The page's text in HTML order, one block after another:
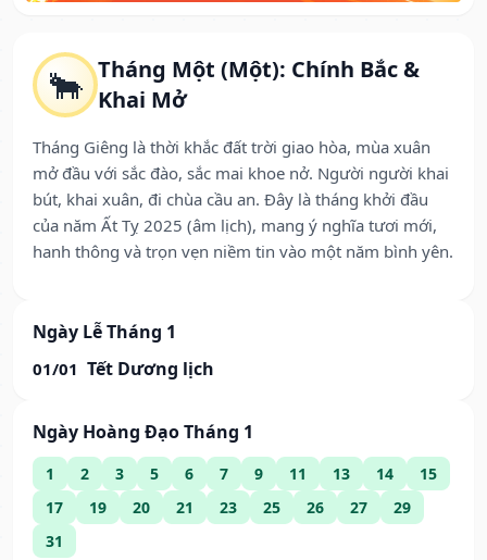
🐂 Tháng Một (Một): Chính Bắc &
Khai Mở
Tháng Giêng là thời khắc đất trời giao hòa, mùa xuân
mở đầu với sắc đào, sắc mai khoe nở. Người người khai
bút, khai xuân, đi chùa cầu an. Đây là tháng khởi đầu
của năm Ất Tỵ 2025 (âm lịch), mang ý nghĩa tươi mới,
hanh thông và trọn vẹn niềm tin vào một năm bình yên.
Ngày Lễ Tháng 1
01/01 Tết Dương lịch
Ngày Hoàng Đạo Tháng 1
1 2 3 5 6 7 9 11 13 14
15
17
19 20 21 23 25 26 27
29
31